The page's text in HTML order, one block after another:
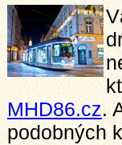
MHD86.cz.
podobných